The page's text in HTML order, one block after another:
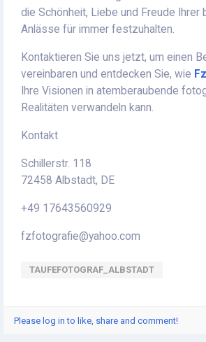
die Schönheit, Liebe und Freude Ihrer
Anlässe für immer festzuhalten.
Kontaktieren Sie uns jetzt, um einen
vereinbaren und entdecken Sie, wie
Ihre Visionen in atemberaubende
Realitäten verwandeln kann.
Kontakt
Schillerstr. 118
72458 Albstadt, DE
+49 17643560929
fzfotografie@yahoo.com
TAUFEFOTOGRAF_ALBSTADT
Please log in to like, share and comment!